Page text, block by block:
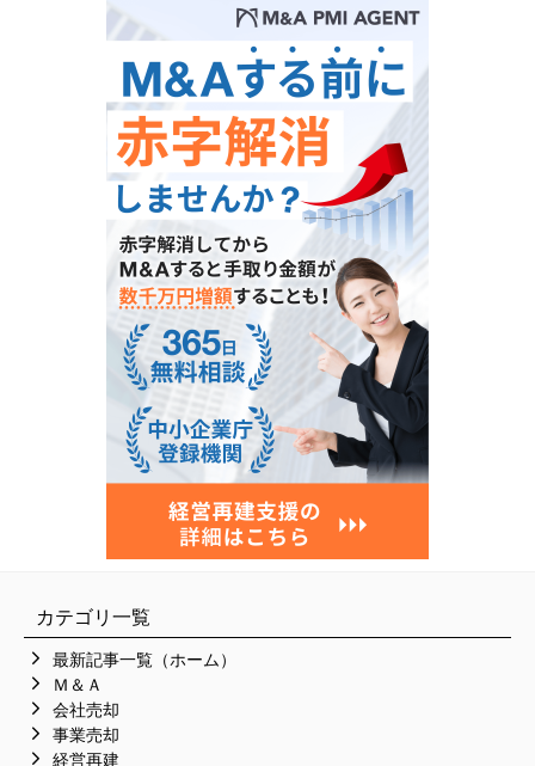
カテゴリ一覧
最新記事一覧（ホーム）
Ｍ＆Ａ
会社売却
事業売却
経営再建